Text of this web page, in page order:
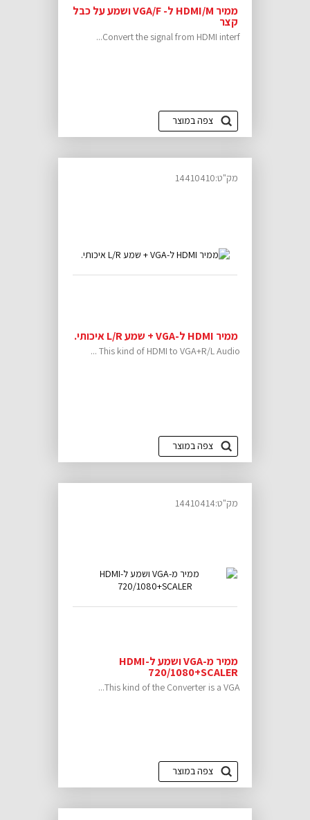
ממיר HDMI/M ל- VGA/F ושמע על כבל
קצר
Convert the signal from HDMI interf...
צפה במוצר
ממיר HDMI ל-VGA + שמע L/R איכותי.
This kind of HDMI to VGA+R/L Audio ...
צפה במוצר
מק"ט:14410410
ממיר מ-VGA ושמע ל-HDMI
720/1080+SCALER
This kind of the Converter is a VGA...
צפה במוצר
מק"ט:14410414